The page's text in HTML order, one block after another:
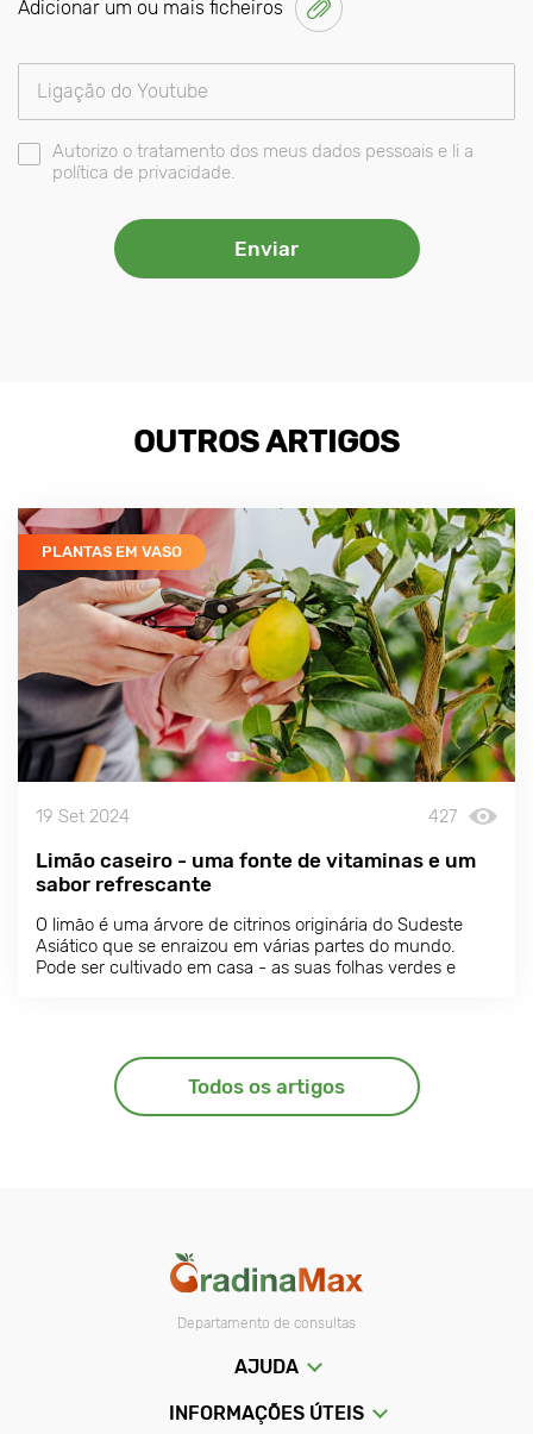
Adicionar um ou mais ficheiros
Autorizo o tratamento dos meus dados pessoais e li a
política de privacidade.
OUTROS ARTIGOS
PLANTAS EM VASO
19 Set 2024 427
Limão caseiro - uma fonte de vitaminas e um
sabor refrescante
O limão é uma árvore de citrinos originária do Sudeste
Asiático que se enraizou em várias partes do mundo.
Pode ser cultivado em casa - as suas folhas verdes e
Todos os artigos
Departamento de consultas
AJUDA
INFORMAÇÕES ÚTEIS